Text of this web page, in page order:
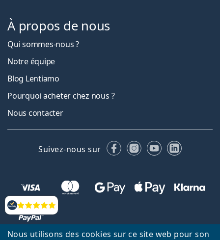
Nous utilisons des cookies sur ce site web pour son
Évaluation
À propos de nous
Qui sommes-nous ?
Notre équipe
Blog Lentiamo
Pourquoi acheter chez nous ?
Nous contacter
Suivez-nous sur FacebookInstagram
YouTubeLinkedIn